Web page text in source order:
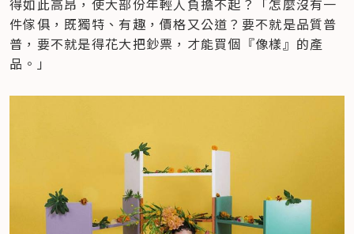
件傢俱，既獨特、有趣，價格又公道？要不就是品質普
普，要不就是得花大把鈔票，才能買個『像樣』的產
品。」